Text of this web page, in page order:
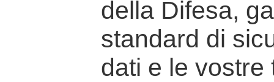
della Difesa,
standard di
dati e le vostre